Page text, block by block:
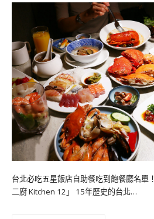
台北必吃五星飯店自助餐吃到飽餐廳名單
二廚 Kitchen 12」 15年歷史的台北…